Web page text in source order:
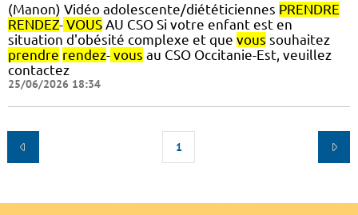
(Manon) Vidéo adolescente/diététiciennes PRENDRE
RENDEZ- VOUS AU CSO Si votre enfant est en
situation d'obésité complexe et que vous souhaitez
prendre rendez- vous au CSO Occitanie-Est, veuillez
contactez
25/06/2026 18:34
1